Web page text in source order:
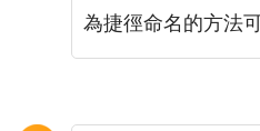
為捷徑命名的方法